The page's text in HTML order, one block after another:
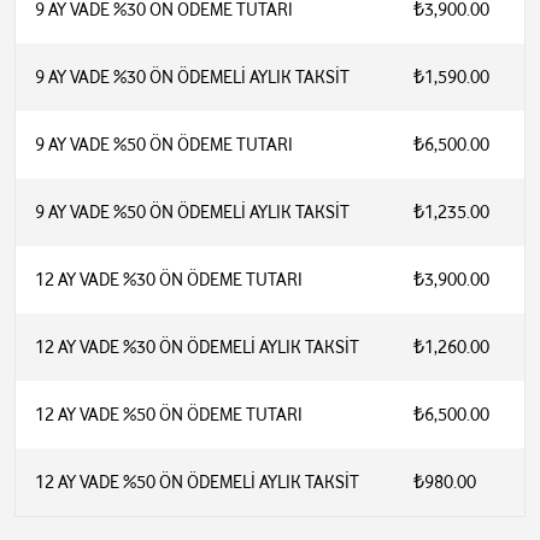
9 AY VADE %30 ÖN ÖDEME TUTARI ₺3,900.00
9 AY VADE %30 ÖN ÖDEMELİ AYLIK TAKSİT ₺1,590.00
9 AY VADE %50 ÖN ÖDEME TUTARI ₺6,500.00
9 AY VADE %50 ÖN ÖDEMELİ AYLIK TAKSİT ₺1,235.00
12 AY VADE %30 ÖN ÖDEME TUTARI ₺3,900.00
12 AY VADE %30 ÖN ÖDEMELİ AYLIK TAKSİT ₺1,260.00
12 AY VADE %50 ÖN ÖDEME TUTARI ₺6,500.00
12 AY VADE %50 ÖN ÖDEMELİ AYLIK TAKSİT ₺980.00
Özel yüksek gezinimli Apple sürücüsü